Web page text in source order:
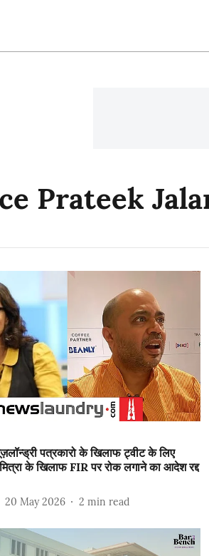
Prateek
पत्रकारो के खिलाफ ट्वीट के लिए
के खिलाफ FIR पर रोक लगाने का आदेश रद्द
20 May 2026 2 min read